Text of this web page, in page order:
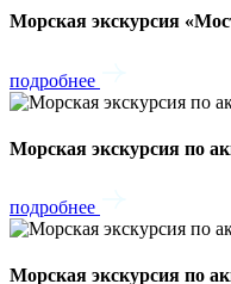
Морская экскурсия
подробнее
Морская экскурсия по
подробнее
Морская экскурсия по